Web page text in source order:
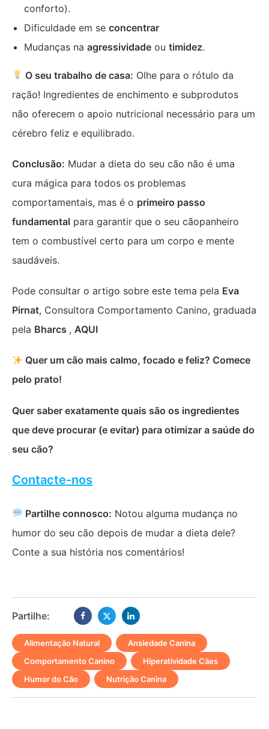
conforto).
Dificuldade em se concentrar
Mudanças na agressividade ou timidez.
O seu trabalho de casa: Olhe para o rótulo da
ração! Ingredientes de enchimento e subprodutos
não oferecem o apoio nutricional necessário para um
cérebro feliz e equilibrado.
Conclusão: Mudar a dieta do seu cão não é uma
cura mágica para todos os problemas
comportamentais, mas é o primeiro passo
fundamental para garantir que o seu cãopanheiro
tem o combustível certo para um corpo e mente
saudáveis.
Pode consultar o artigo sobre este tema pela Eva
Pirnat, Consultora Comportamento Canino, graduada
pela Bharcs , AQUI
Quer um cão mais calmo, focado e feliz? Comece
pelo prato!
Quer saber exatamente quais são os ingredientes
que deve procurar (e evitar) para otimizar a saúde do
seu cão?
Contacte-nos
Partilhe connosco: Notou alguma mudança no
humor do seu cão depois de mudar a dieta dele?
Conte a sua história nos comentários!
Partilhe:
Alimentação Natural Ansiedade Canina
Comportamento Canino
Hiperatividade Cães
Humor do Cão
Nutrição Canina